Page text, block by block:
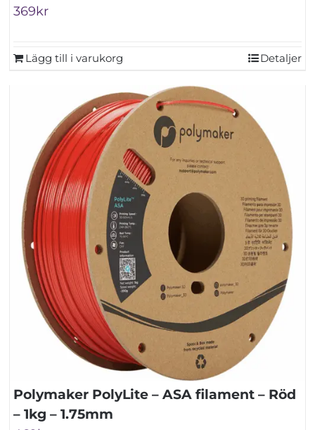
369kr
Lägg till i varukorg Detaljer
Polymaker PolyLite – ASA filament – Röd
– 1kg – 1.75mm